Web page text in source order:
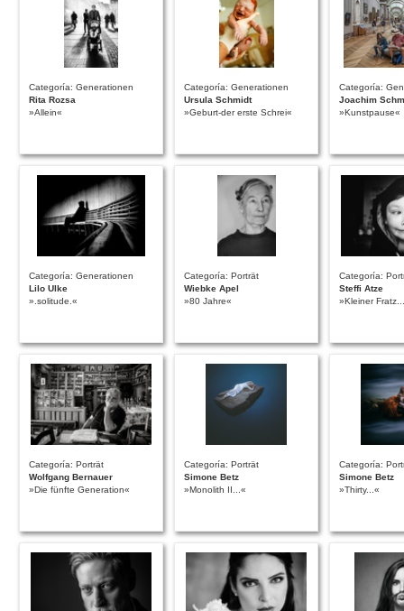
Categoría: Generationen
Rita Rozsa
»Allein«
Categoría: Generationen
Ursula Schmidt
»Geburt-der erste Schrei«
Categoría:
Joachim
»Kunstpause«
Categoría: Generationen
Lilo Ulke
».solitude.«
Categoría: Porträt
Wiebke Apel
»80 Jahre«
Categoría:
Steffi Atze
»Kleiner
Categoría: Porträt
Wolfgang Bernauer
»Die fünfte Generation«
Categoría: Porträt
Simone Betz
»Monolith II...«
Categoría:
Simone Betz
»Thirty...«